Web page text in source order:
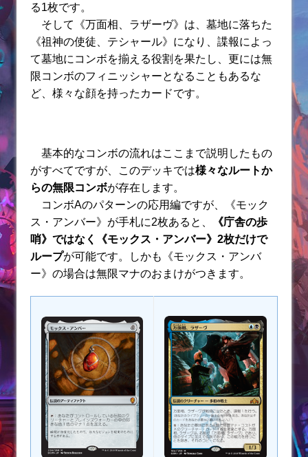
る1枚です。
そして《万面相、ラザーヴ》は、墓地に落ちた
《祖神の使徒、テシャール》になり、諜報によっ
て墓地にコンボを揃える役割を果たし、更には無
限コンボのフィニッシャーとなることもあるな
ど、様々な顔を持ったカードです。
基本的なコンボの流れはここまで説明したもの
がすべてですが、このデッキでは様々なルートか
らの無限コンボが存在します。
コンボAのパターンの応用編ですが、《モック
ス・アンバー》が手札に2枚あると、
《庁舎の歩
哨》ではなく《モックス・アンバー》2枚だけで
ループが可能です。しかも《モックス・アンバ
ー》の場合は無限マナのおまけがつきます。